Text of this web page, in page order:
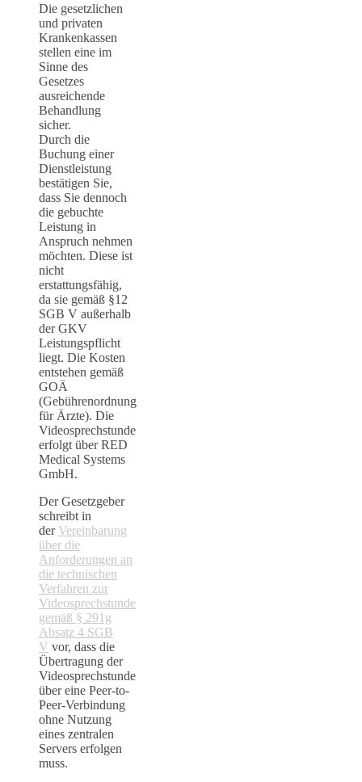
Die gesetzlichen
und privaten
Krankenkassen
stellen eine im
Sinne des
Gesetzes
ausreichende
Behandlung
sicher.
Durch die
Buchung einer
Dienstleistung
bestätigen Sie,
dass Sie dennoch
die gebuchte
Leistung in
Anspruch nehmen
möchten. Diese ist
nicht
erstattungsfähig,
da sie gemäß §12
SGB V außerhalb
der GKV
Leistungspflicht
liegt. Die Kosten
entstehen gemäß
GOÄ
(Gebührenordnung
für Ärzte). Die
Videosprechstunde
erfolgt über RED
Medical Systems
GmbH.
Der Gesetzgeber
schreibt in
der Vereinbarung
über die
Anforderungen an
die technischen
Verfahren zur
Videosprechstunde
gemäß § 291g
Absatz 4 SGB
V vor, dass die
Übertragung der
Videosprechstunde
über eine Peer-to-
Peer-Verbindung
ohne Nutzung
eines zentralen
Servers erfolgen
muss.